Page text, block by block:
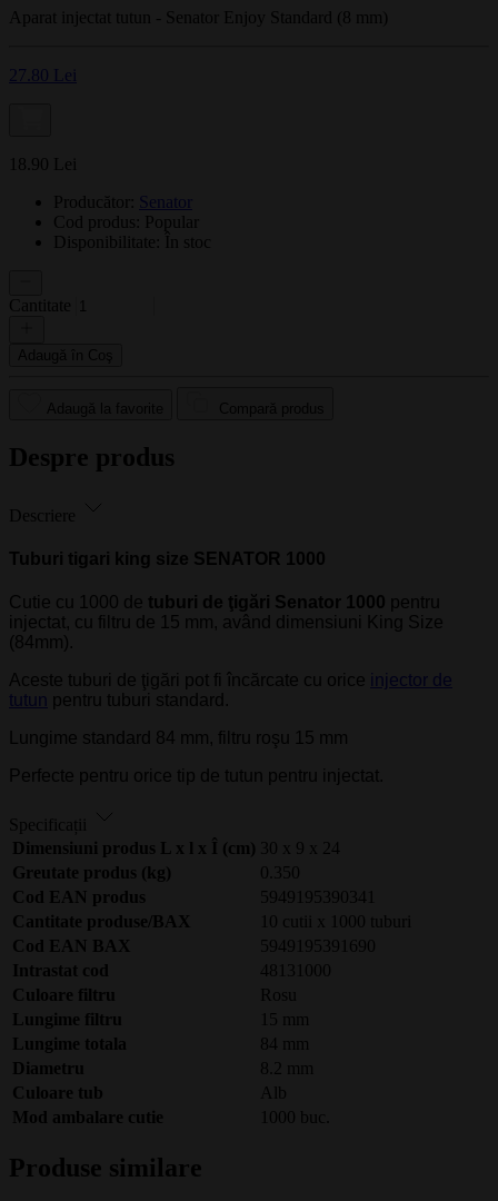
Aparat injectat tutun - Senator Enjoy Standard (8 mm)
27.80 Lei
18.90 Lei
Producător:
Senator
Cod produs: Popular
Disponibilitate:
În stoc
Cantitate
Despre produs
Descriere
Tuburi tigari king size SENATOR 1000
Cutie cu 1000 de tuburi de ţigări Senator 1000 pentru
injectat, cu filtru de 15 mm, având dimensiuni King Size
(84mm).
Aceste tuburi de ţigări pot fi încărcate cu orice
injector de
tutun pentru tuburi standard.
Lungime standard 84 mm, filtru roşu 15 mm
Perfecte pentru orice tip de tutun pentru injectat.
Specificații
Dimensiuni produs L x l x Î (cm)
30 x 9 x 24
Greutate produs (kg)
0.350
Cod EAN produs
5949195390341
Cantitate produse/BAX
10 cutii x 1000 tuburi
Cod EAN BAX
5949195391690
Intrastat cod
48131000
Culoare filtru
Rosu
Lungime filtru
15 mm
Lungime totala
84 mm
Diametru
8.2 mm
Culoare tub
Alb
Mod ambalare cutie
1000 buc.
Produse similare